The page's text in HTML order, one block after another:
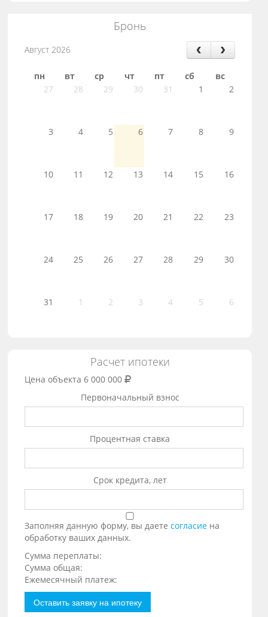
Бронь
Август 2026
пн вт ср чт пт сб
вс
27
28 29 30 31 1 2
3 4 5 6 7 8 9
10 11 12 13 14 15 16
17 18 19 20 21 22 23
24 25 26 27 28 29 30
31 1 2 3 4 5 6
Расчет ипотеки
Цена объекта 6 000 000
Первоначальный взнос
Процентная ставка
Срок кредита, лет
Заполняя данную форму, вы даетесогласие на
обработку ваших данных.
Сумма переплаты:
Сумма общая:
Ежемесячный платеж:
Оставить заявку на ипотеку